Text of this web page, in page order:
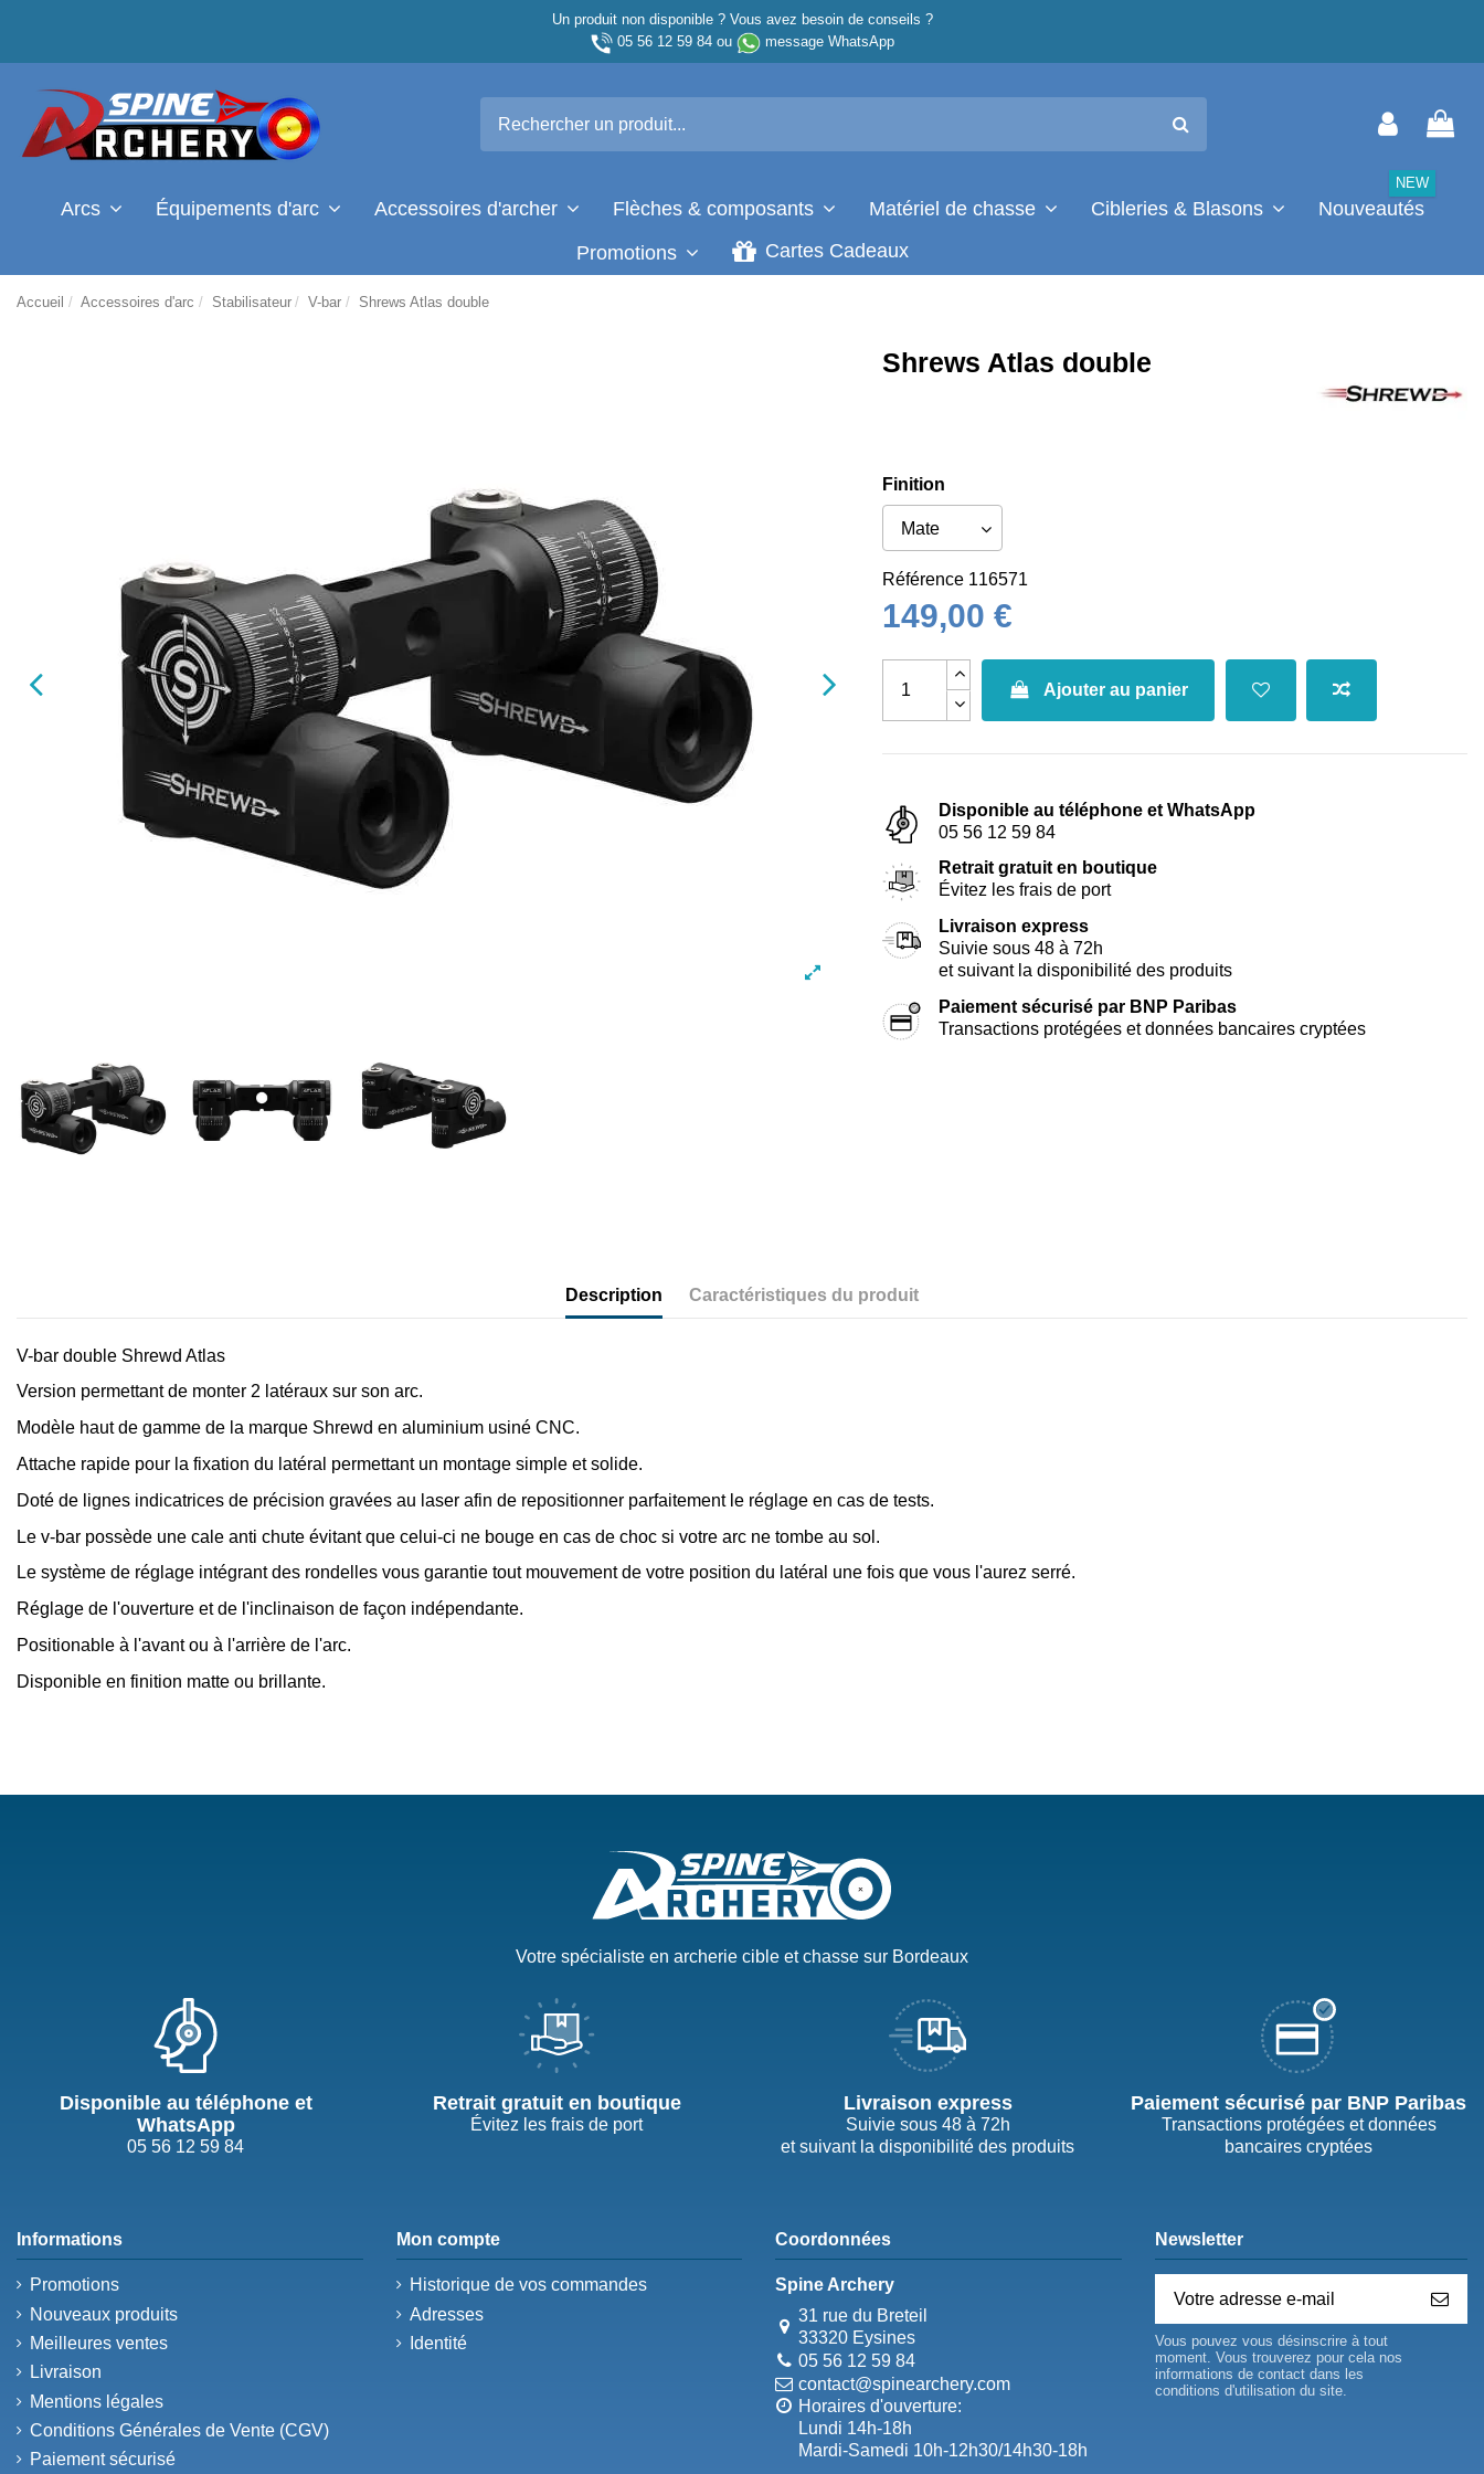
Un produit non disponible ? Vous avez besoin de conseils ?
05 56 12 59 84ou message WhatsApp
Arcs Équipements d'arc Accessoires d'archer Flèches & composants Matériel de chasse Cibleries & Blasons Nouveautés
NEW
Promotions Cartes Cadeaux
Accueil Accessoires d'arc Stabilisateur V-bar Shrews Atlas double
Shrews Atlas double
Finition
Référence 116571
149,00 €
Ajouter au panier
Disponible au téléphone et WhatsApp
05 56 12 59 84
Retrait gratuit en boutique
Évitez les frais de port
Livraison express
Suivie sous 48 à 72h
et suivant la disponibilité des produits
Paiement sécurisé par BNP Paribas
Transactions protégées et données bancaires cryptées
Description Caractéristiques du produit
V-bar double Shrewd Atlas
Version permettant de monter 2 latéraux sur son arc.
Modèle haut de gamme de la marque Shrewd en aluminium usiné CNC.
Attache rapide pour la fixation du latéral permettant un montage simple et solide.
Doté de lignes indicatrices de précision gravées au laser afin de repositionner parfaitement le réglage en cas de tests.
Le v-bar possède une cale anti chute évitant que celui-ci ne bouge en cas de choc si votre arc ne tombe au sol.
Le système de réglage intégrant des rondelles vous garantie tout mouvement de votre position du latéral une fois que vous l'aurez serré.
Réglage de l'ouverture et de l'inclinaison de façon indépendante.
Positionable à l'avant ou à l'arrière de l'arc.
Disponible en finition matte ou brillante.
Votre spécialiste en archerie cible et chasse sur Bordeaux
Disponible au téléphone et
WhatsApp
05 56 12 59 84
Retrait gratuit en boutique
Évitez les frais de port
Livraison express
Suivie sous 48 à 72h
et suivant la disponibilité des produits
Paiement sécurisé par BNP Paribas
Transactions protégées et données
bancaires cryptées
Informations
Promotions
Nouveaux produits
Meilleures ventes
Livraison
Mentions légales
Conditions Générales de Vente (CGV)
Paiement sécurisé
Mon compte
Historique de vos commandes
Adresses
Identité
Coordonnées
Spine Archery
31 rue du Breteil
33320 Eysines
05 56 12 59 84
contact@spinearchery.com
Horaires d'ouverture:
Lundi 14h-18h
Mardi-Samedi 10h-12h30/14h30-18h
Newsletter
Vous pouvez vous désinscrire à tout
moment. Vous trouverez pour cela nos
informations de contact dans les
conditions d'utilisation du site.